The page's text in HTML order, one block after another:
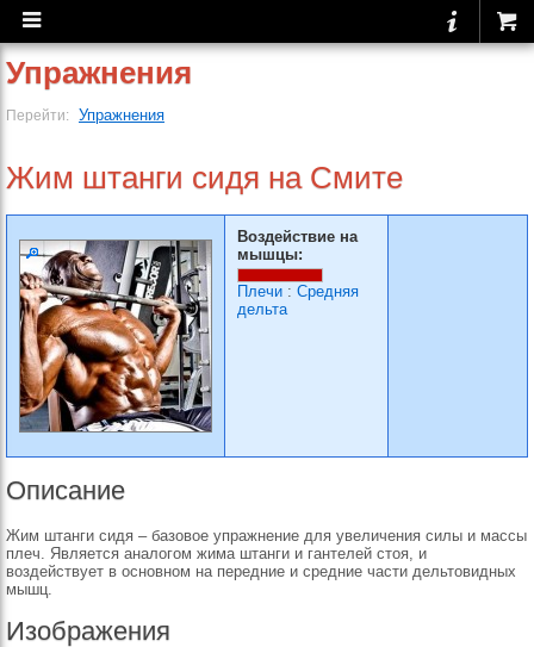
Упражнения
Перейти: Упражнения
Жим штанги сидя на Смите
Воздействие на
мышцы:
Плечи : Средняя
дельта
Описание
Жим штанги сидя – базовое упражнение для увеличения силы и массы
плеч. Является аналогом жима штанги и гантелей стоя, и
воздействует в основном на передние и средние части дельтовидных
мышц.
Изображения